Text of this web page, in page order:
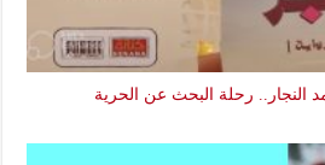
النجار.. رحلة البحث عن الحرية